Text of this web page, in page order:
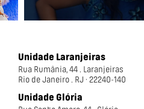
Unidade Laranjeiras
Rua Rumânia, 44 . Laranjeiras
Rio de Janeiro . RJ · 22240-140
Unidade Glória